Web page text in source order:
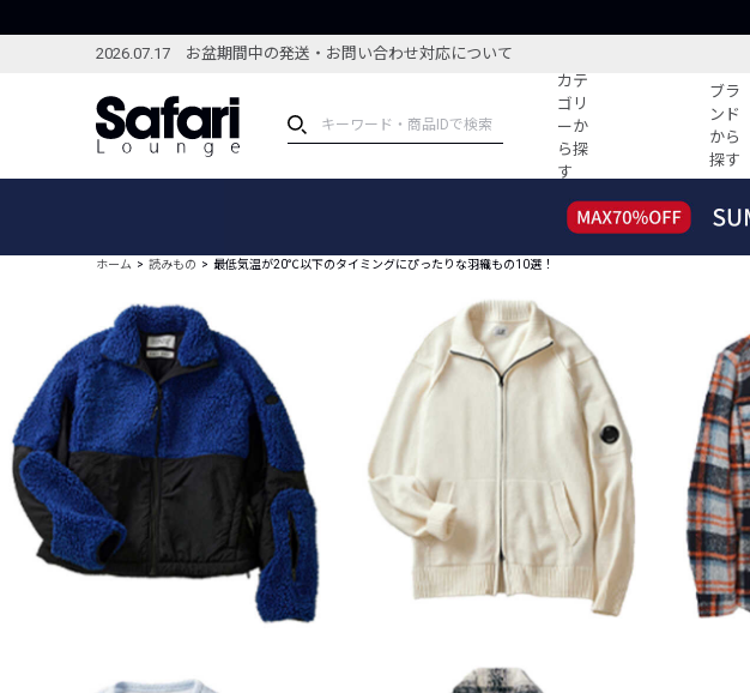
2026.07.17 お盆期間中の発送・お問い合わせ対応について
カテ
ゴリ
ーか
ら探
す
ブラ
ンド
から
探す
ブランドから探す
絞り込んで探す
新着アイテム
編集部のおすすめアイテム
ランキング
雑誌・カタログ掲載アイテム
特集記事
コーディネート
編集部のおすすめコーディネート
すべての記
“WP”の
HOTなコ
新ブラン
人気記事
バイヤー
今週の別
ウィーク
レコメン
ピックア
セールお
ホーム 読みもの 最低気温が20℃以下のタイミングにぴったりな羽織もの10選！